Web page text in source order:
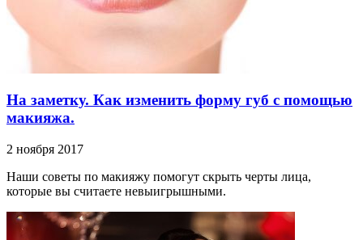
На заметку. Как изменить форму губ с помощью
макияжа.
2 ноября 2017
Наши советы по макияжу помогут скрыть черты лица,
которые вы считаете невыигрышными.